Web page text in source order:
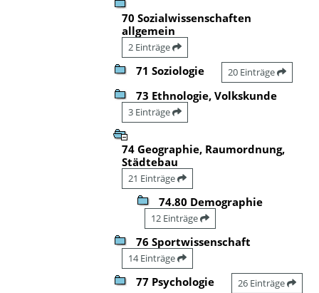
70 Sozialwissenschaften
allgemein
2 Einträge
71 Soziologie 20 Einträge
73 Ethnologie, Volkskunde
3 Einträge
74 Geographie, Raumordnung,
Städtebau
21 Einträge
74.80 Demographie
12 Einträge
76 Sportwissenschaft
14 Einträge
77 Psychologie 26 Einträge